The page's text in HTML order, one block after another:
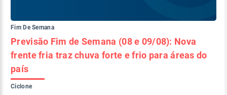
Fim De Semana
Previsão Fim de Semana (08 e 09/08): Nova
frente fria traz chuva forte e frio para áreas do
país
Ciclone